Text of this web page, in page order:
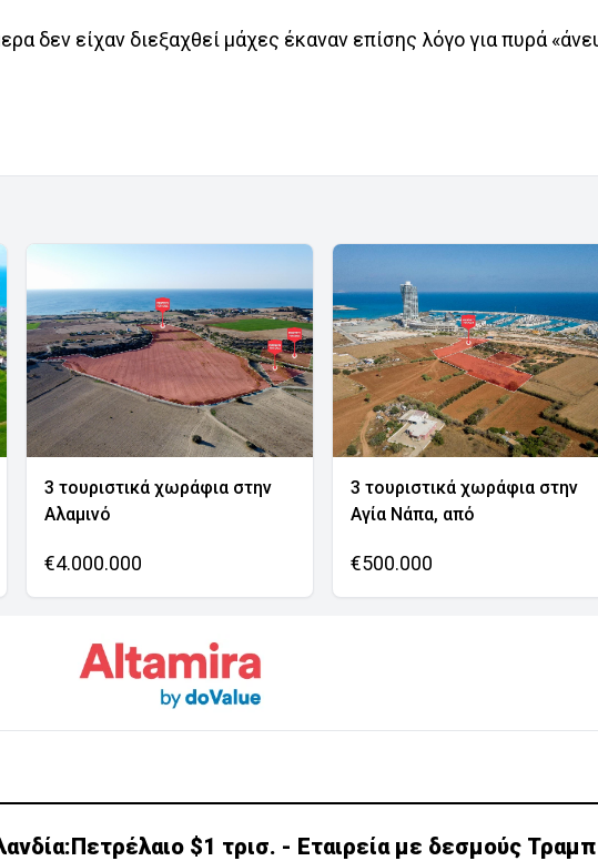
δεν είχαν διεξαχθεί μάχες έκαναν επίσης λόγο για πυρά
3 τουριστικά χωράφια στην
Αλαμινό
€4.000.000
3 τουριστικά χωράφια στην
Αγία Νάπα, από
€500.000
$1 τρισ. - Εταιρεία με δεσμούς Τραμπ